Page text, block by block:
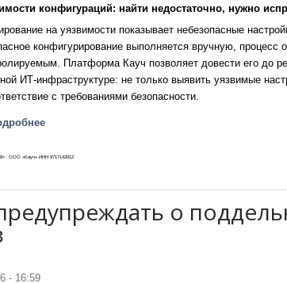
конфигураций: найти недостаточно, нужно
на уязвимости показывает небезопасные
конфигурирование выполняется вручную, процесс
Платформа Кауч позволяет довести его до
ИТ-инфраструктуре: не только выявить уязвимые
с требованиями безопасности.
ООО «Кауч» ИНН 9717142012
о
- 16:59